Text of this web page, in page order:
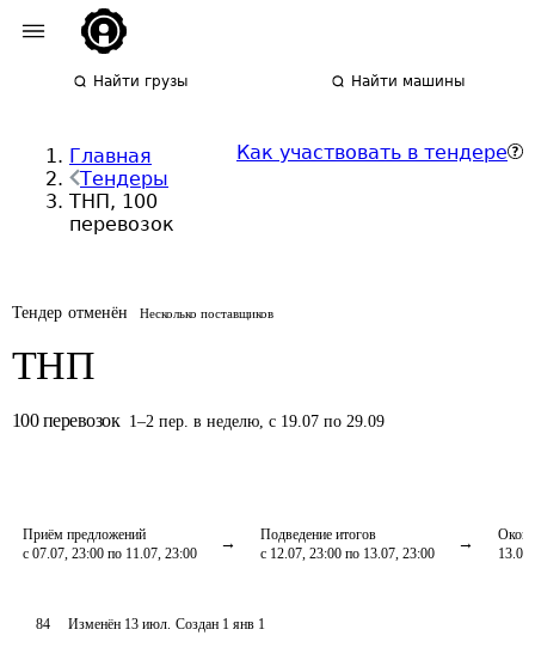
Найти грузы Найти машины
Главная
Тендеры
ТНП, 100
перевозок
Как участвовать в тендере
Тендер отменён Несколько поставщиков
ТНП
100 перевозок 1–2 пер. в неделю,с 19.07 по 29.09
Приём предложений
с 07.07, 23:00 по 11.07, 23:00
Подведение итогов
с 12.07, 23:00 по 13.07, 23:00
84 Изменён 13 июл. Создан 1 янв 1